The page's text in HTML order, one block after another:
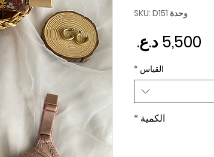
وحدة SKU: D151
السعر
القياس *
الكمية *